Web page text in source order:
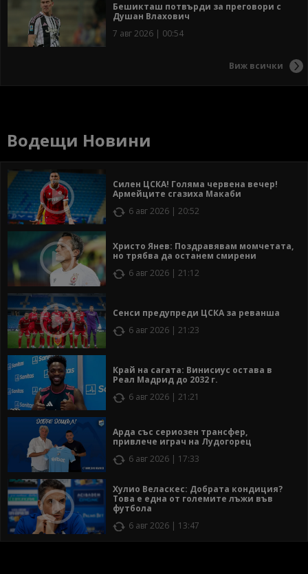
Бешикташ потвърди за преговори с
Душан Влахович
7 авг 2026 | 00:54
Виж всички
Водещи Новини
Силен ЦСКА! Голяма червена вечер!
Армейците сгазиха Макаби
6 авг 2026 | 20:52
Христо Янев: Поздравявам момчетата,
но трябва да останем смирени
6 авг 2026 | 21:12
Сенси предупреди ЦСКА за реванша
6 авг 2026 | 21:23
Край на сагата: Винисиус остава в
Реал Мадрид до 2032 г.
6 авг 2026 | 21:21
Арда със сериозен трансфер,
привлече играч на Лудогорец
6 авг 2026 | 17:33
Хулио Веласкес: Добрата кондиция?
Това е една от големите лъжи във
футбола
6 авг 2026 | 13:47